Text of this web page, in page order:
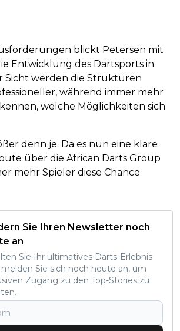
blickt Petersen mit
Entwicklung des Dartsports in
Sicht werden die Strukturen
während immer mehr
welche Möglichkeiten sich
denn je. Da es nun eine klare
über die African Darts Group
mehr Spieler diese Chance
Sie Ihren Newsletter noch
an
Sie Ihr ultimatives Darts-Erlebnis
Sie sich noch heute an, um
Zugang zu den Top-Stories zu